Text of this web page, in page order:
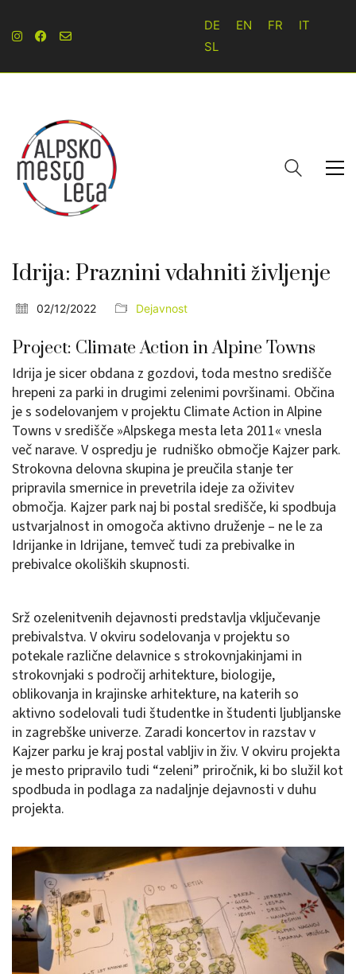
DE EN FR
IT
SL
Idrija: Praznini vdahniti življenje
02/12/2022 Dejavnost
Project: Climate Action in Alpine Towns
Idrija je sicer obdana z gozdovi, toda mestno središče
hrepeni za parki in drugimi zelenimi površinami. Občina
je s sodelovanjem v projektu Climate Action in Alpine
Towns v središče »Alpskega mesta leta 2011« vnesla
več narave. V ospredju je rudniško območje Kajzer park.
Strokovna delovna skupina je preučila stanje ter
pripravila smernice in prevetrila ideje za oživitev
območja. Kajzer park naj bi postal središče, ki spodbuja
ustvarjalnost in omogoča aktivno druženje – ne le za
Idrijanke in Idrijane, temveč tudi za prebivalke in
prebivalce okoliških skupnosti.
Srž ozelenitvenih dejavnosti predstavlja vključevanje
prebivalstva. V okviru sodelovanja v projektu so
potekale različne delavnice s strokovnjakinjami in
strokovnjaki s področij arhitekture, biologije,
oblikovanja in krajinske arhitekture, na katerih so
aktivno sodelovali tudi študentke in študenti ljubljanske
in zagrebške univerze. Zaradi koncertov in razstav v
Kajzer parku je kraj postal vabljiv in živ. V okviru projekta
je mesto pripravilo tudi “zeleni” priročnik, ki bo služil kot
spodbuda in podlaga za nadaljnje dejavnosti v duhu
projekta.